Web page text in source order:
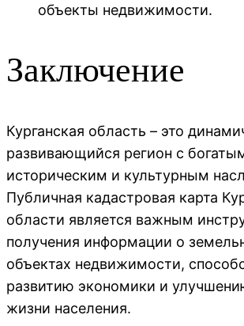
объекты недвижимости.
Заключение
Курганская область – это
развивающийся регион с
историческим и культурным
Публичная кадастровая карта
области является важным
получения информации о
объектах недвижимости,
развитию экономики и
жизни населения.